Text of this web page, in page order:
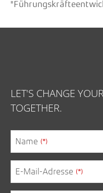
LET'S CHANGE
TOGETHER.
Name (*)
E-Mail-Adresse (*)